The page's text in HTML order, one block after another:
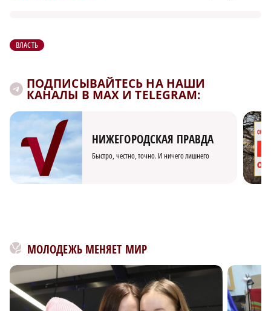
ВЛАСТЬ
ПОДПИСЫВАЙТЕСЬ НА НАШИ
КАНАЛЫ В MAX И TELEGRAM:
НИЖЕГОРОДСКАЯ ПРАВДА
Быстро, честно, точно. И ничего лишнего
МОЛОДЕЖЬ МЕНЯЕТ МИР